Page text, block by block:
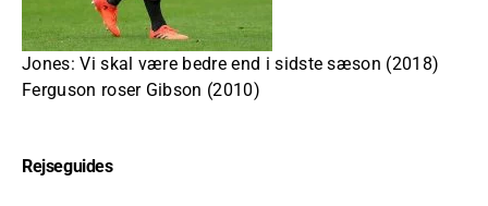
Jones: Vi skal være bedre end i sidste sæson (2018)
Ferguson roser Gibson (2010)
Rejseguides